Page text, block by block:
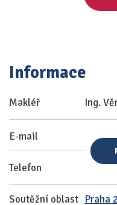
Informace
Makléř Ing.
E-mail
Telefon
Soutěžní oblast Praha 2